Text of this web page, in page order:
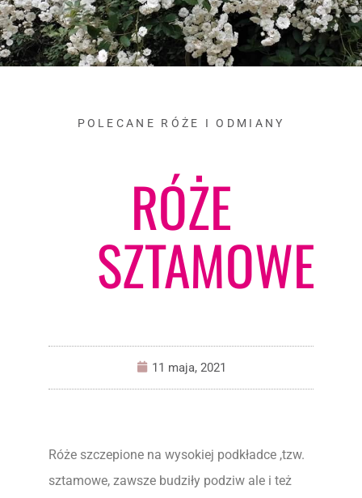
POLECANE RÓŻE I ODMIANY
RÓŻE
SZTAMOWE
11 maja, 2021
Róże szczepione na wysokiej podkładce ,tzw.
sztamowe, zawsze budziły podziw ale i też